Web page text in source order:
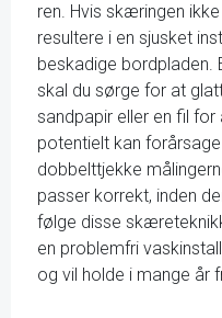
ren. Hvis skæringen
resultere i en sjusket
beskadige bordpladen.
skal du sørge for at
sandpapir eller en fil
potentielt kan
dobbelttjekke
passer korrekt, inden
følge disse
en problemfri
og vil holde i mange år